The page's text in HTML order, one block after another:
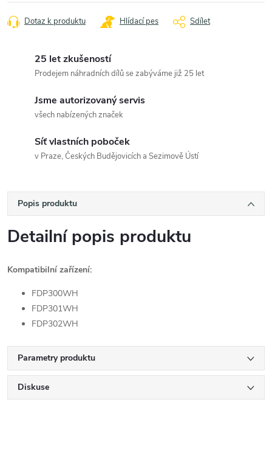
Dotaz k produktu Hlídací pes Sdílet
25 let zkušeností
Prodejem náhradních dílů se zabýváme již 25 let
Jsme autorizovaný servis
všech nabízených značek
Síť vlastních poboček
v Praze, Českých Budějovicích a Sezimově Ústí
Popis produktu
Detailní popis produktu
Kompatibilní zařízení:
FDP300WH
FDP301WH
FDP302WH
Parametry produktu
Diskuse